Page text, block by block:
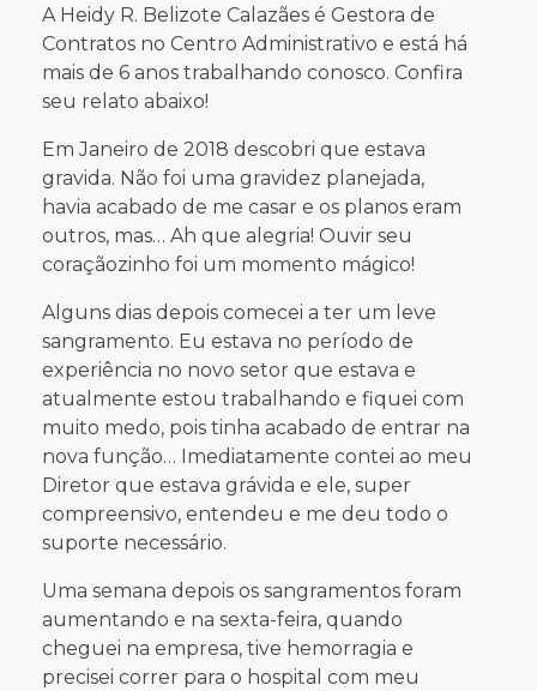
A Heidy R. Belizote Calazães é Gestora de
Contratos no Centro Administrativo e está há
mais de 6 anos trabalhando conosco. Confira
seu relato abaixo!
Em Janeiro de 2018 descobri que estava
gravida. Não foi uma gravidez planejada,
havia acabado de me casar e os planos eram
outros, mas… Ah que alegria! Ouvir seu
coraçãozinho foi um momento mágico!
​​​​​​​Alguns dias depois comecei a ter um leve
sangramento. Eu estava no período de
experiência no novo setor que estava e
atualmente estou trabalhando e fiquei com
muito medo, pois tinha acabado de entrar na
nova função… Imediatamente contei ao meu
Diretor que estava grávida e ele, super
compreensivo, entendeu e me deu todo o
suporte necessário.
Uma semana depois os sangramentos foram
aumentando e na sexta-feira, quando
cheguei na empresa, tive hemorragia e
precisei correr para o hospital com meu